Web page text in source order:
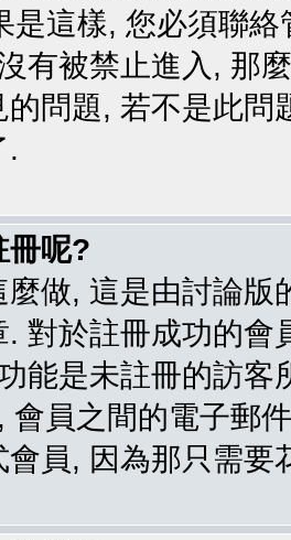
是這樣, 您必須聯
有被禁止進入, 那
的問題, 若不是此
.
冊呢?
做, 這是由討論
. 對於註冊成功的
能是未註冊的訪
會員之間的電子郵
員, 因為那只需要